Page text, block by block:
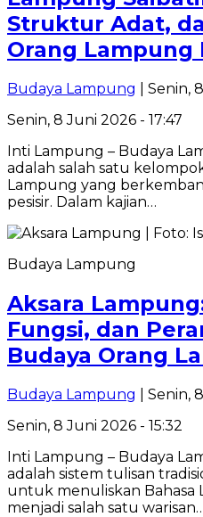
Struktur Adat,
Orang Lampung
Budaya Lampung
| Senin,
Senin, 8 Juni 2026 - 17:47
Inti Lampung – Budaya
adalah salah satu
Lampung yang
pesisir. Dalam kajian…
Budaya Lampung
Aksara
Fungsi, dan
Budaya Orang
Budaya Lampung
| Senin,
Senin, 8 Juni 2026 - 15:32
Inti Lampung – Budaya
adalah sistem tulisan
untuk menuliskan Bahasa
menjadi salah satu